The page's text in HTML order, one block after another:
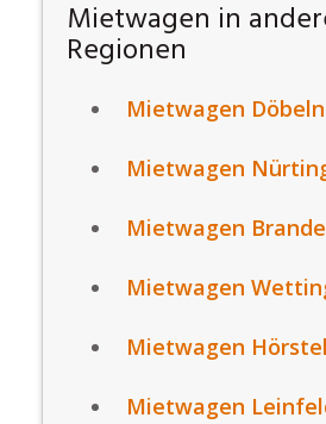
Mietwagen in
Regionen
Mietwagen Döbeln
Mietwagen
Mietwagen
Mietwagen
Mietwagen Hörstel
Mietwagen